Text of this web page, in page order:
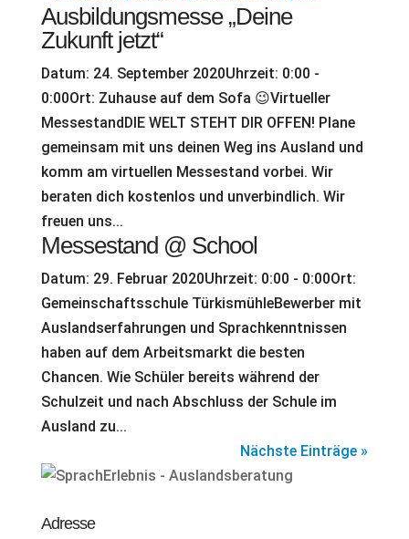
Ausbildungsmesse „Deine
Zukunft jetzt“
Datum: 24. September 2020Uhrzeit: 0:00 -
0:00Ort: Zuhause auf dem Sofa 😉Virtueller
MessestandDIE WELT STEHT DIR OFFEN! Plane
gemeinsam mit uns deinen Weg ins Ausland und
komm am virtuellen Messestand vorbei. Wir
beraten dich kostenlos und unverbindlich. Wir
freuen uns...
Messestand @ School
Datum: 29. Februar 2020Uhrzeit: 0:00 - 0:00Ort:
Gemeinschaftsschule TürkismühleBewerber mit
Auslandserfahrungen und Sprachkenntnissen
haben auf dem Arbeitsmarkt die besten
Chancen. Wie Schüler bereits während der
Schulzeit und nach Abschluss der Schule im
Ausland zu...
Nächste Einträge »
Adresse